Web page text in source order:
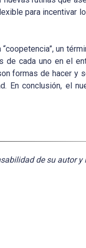
para incentivar
un
cada uno en el
formas de hacer y
En conclusión, el
de su autor